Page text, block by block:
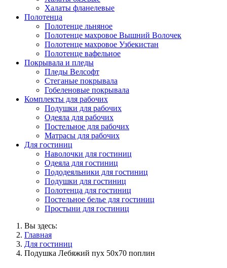
Халаты фланелевые
Полотенца
Полотенце льняное
Полотенце махровое Вышний Волочек
Полотенце махровое Узбекистан
Полотенце вафельное
Покрывала и пледы
Пледы Велсофт
Стеганые покрывала
Гобеленовые покрывала
Комплекты для рабочих
Подушки для рабочих
Одеяла для рабочих
Постельное для рабочих
Матрасы для рабочих
Для гостиниц
Наволочки для гостиниц
Одеяла для гостиниц
Пододеяльники для гостиниц
Подушки для гостиниц
Полотенца для гостиниц
Постельное белье для гостиниц
Простыни для гостиниц
Вы здесь:
Главная
Для гостиниц
Подушка Лебяжий пух 50х70 поплин